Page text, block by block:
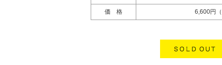
価 格 6,600円